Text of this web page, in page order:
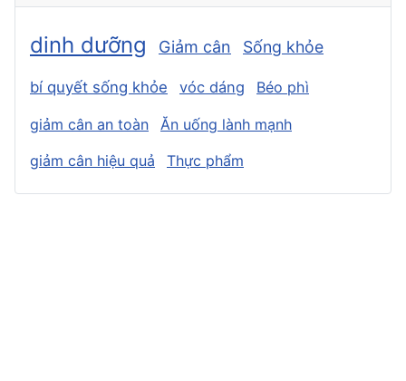
dinh dưỡng Giảm cân Sống khỏe
bí quyết sống khỏe vóc dáng Béo phì
giảm cân an toàn
Ăn uống lành mạnh
giảm cân hiệu quả
Thực phẩm